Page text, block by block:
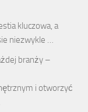
kluczowa, a
niezwykle …
branży –
i otworzyć